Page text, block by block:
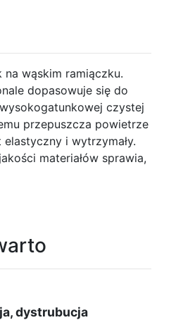
wąskim ramiączku.
dopasowuje się do
czystej
przepuszcza powietrze
i wytrzymały.
materiałów sprawia,
dystrubucja